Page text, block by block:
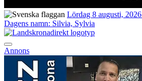
Lördag 8 augusti, 2026
Dagens namn: Silvia, Sylvia
Annons